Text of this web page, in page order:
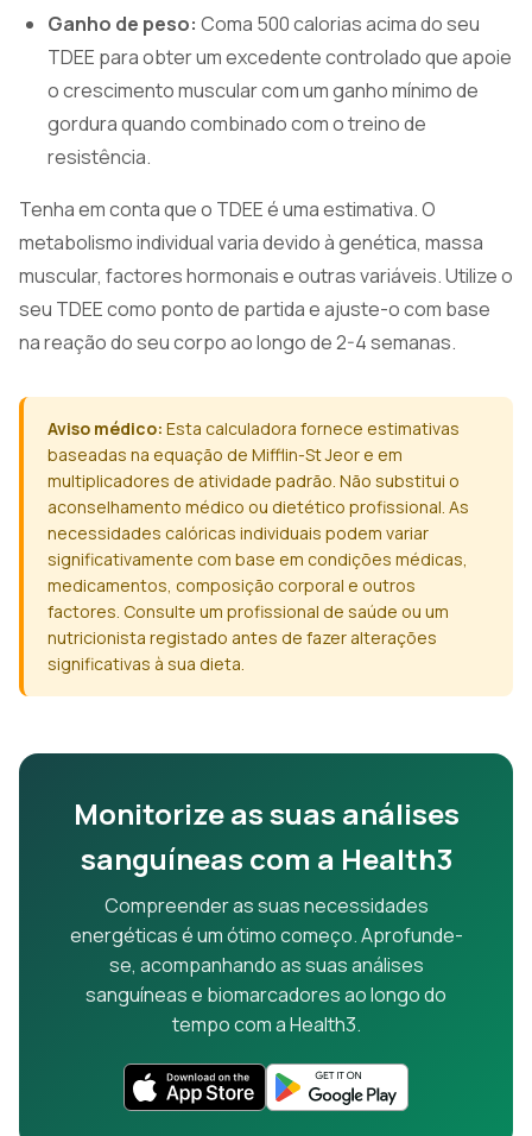
Ganho de peso: Coma 500 calorias acima do seu
TDEE para obter um excedente controlado que apoie
o crescimento muscular com um ganho mínimo de
gordura quando combinado com o treino de
resistência.
Tenha em conta que o TDEE é uma estimativa. O
metabolismo individual varia devido à genética, massa
muscular, factores hormonais e outras variáveis. Utilize o
seu TDEE como ponto de partida e ajuste-o com base
na reação do seu corpo ao longo de 2-4 semanas.
Aviso médico: Esta calculadora fornece estimativas
baseadas na equação de Mifflin-St Jeor e em
multiplicadores de atividade padrão. Não substitui o
aconselhamento médico ou dietético profissional. As
necessidades calóricas individuais podem variar
significativamente com base em condições médicas,
medicamentos, composição corporal e outros
factores. Consulte um profissional de saúde ou um
nutricionista registado antes de fazer alterações
significativas à sua dieta.
Monitorize as suas análises
sanguíneas com a Health3
Compreender as suas necessidades
energéticas é um ótimo começo. Aprofunde-
se, acompanhando as suas análises
sanguíneas e biomarcadores ao longo do
tempo com a Health3.